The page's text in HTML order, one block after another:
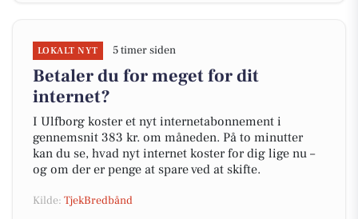
LOKALT NYT 5 timer siden
Betaler du for meget for dit
internet?
I Ulfborg koster et nyt internetabonnement i
gennemsnit 383 kr. om måneden. På to minutter
kan du se, hvad nyt internet koster for dig lige nu –
og om der er penge at spare ved at skifte.
Kilde: TjekBredbånd